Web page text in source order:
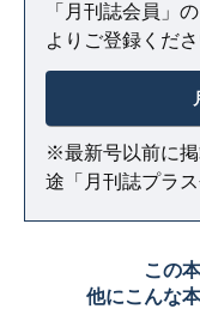
「月刊誌会員」
よりご登録くださ
※最新号以前に掲
途「月刊誌プラ
この
他にこんな